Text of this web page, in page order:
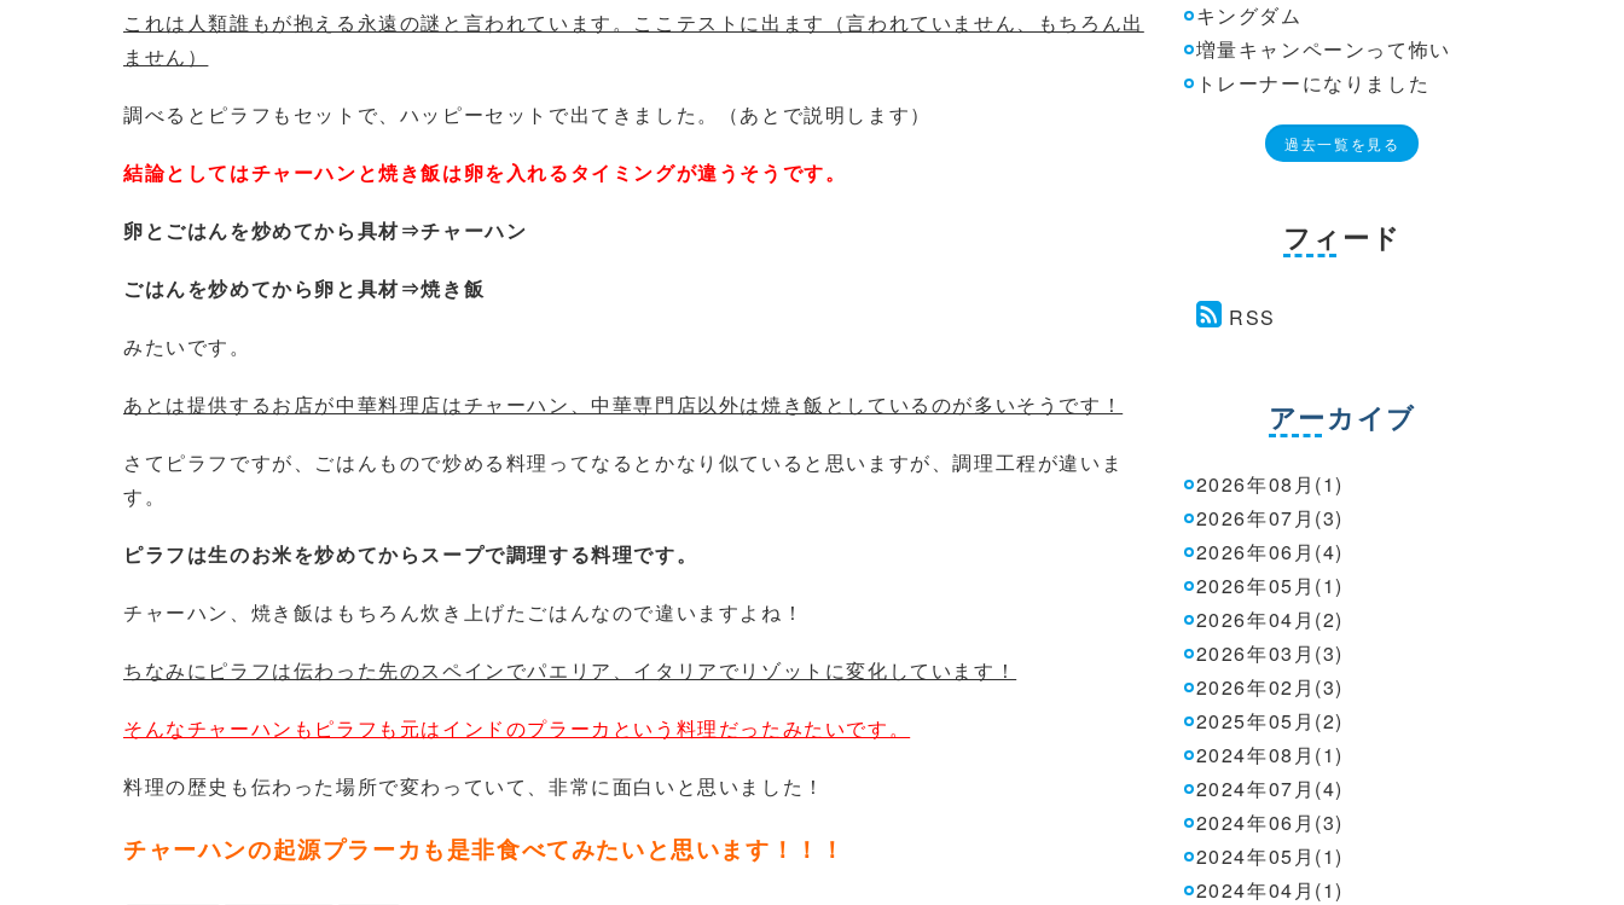
これは人類誰もが抱える永遠の謎と言われています。ここテストに出ます（言われていません、もちろん出
ません）
調べるとピラフもセットで、ハッピーセットで出てきました。（あとで説明します）
結論としてはチャーハンと焼き飯は卵を入れるタイミングが違うそうです。
卵とごはんを炒めてから具材⇒チャーハン
ごはんを炒めてから卵と具材⇒焼き飯
みたいです。
あとは提供するお店が中華料理店はチャーハン、中華専門店以外は焼き飯としているのが多いそうです！
さてピラフですが、ごはんもので炒める料理ってなるとかなり似ていると思いますが、調理工程が違いま
す。
ピラフは生のお米を炒めてからスープで調理する料理です。
チャーハン、焼き飯はもちろん炊き上げたごはんなので違いますよね！
ちなみにピラフは伝わった先のスペインでパエリア、イタリアでリゾットに変化しています！
そんなチャーハンもピラフも元はインドのプラーカという料理だったみたいです。
料理の歴史も伝わった場所で変わっていて、非常に面白いと思いました！
チャーハンの起源プラーカも是非食べてみたいと思います！！！
キングダム
増量キャンペーンって怖い
トレーナーになりました
過去一覧を見る
フィード
RSS
アーカイブ
2026年08月(1)
2026年07月(3)
2026年06月(4)
2026年05月(1)
2026年04月(2)
2026年03月(3)
2026年02月(3)
2025年05月(2)
2024年08月(1)
2024年07月(4)
2024年06月(3)
2024年05月(1)
2024年04月(1)